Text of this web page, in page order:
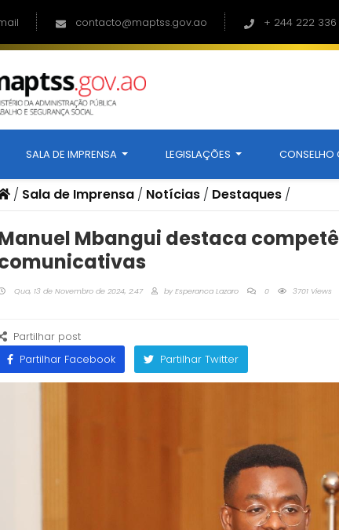
contacto@maptss.gov.ao + 244 222 336
SALA DE IMPRENSA LEGISLAÇÕES CONSELHO
/ Sala de Imprensa / Notícias / Destaques /
Mbangui destaca
Qua, 13 de Novembro de 2024, 2:47 byEsperanca Lazaro 0 3701 Views
Partilhar post
Partilhar Facebook
Partilhar Twitter